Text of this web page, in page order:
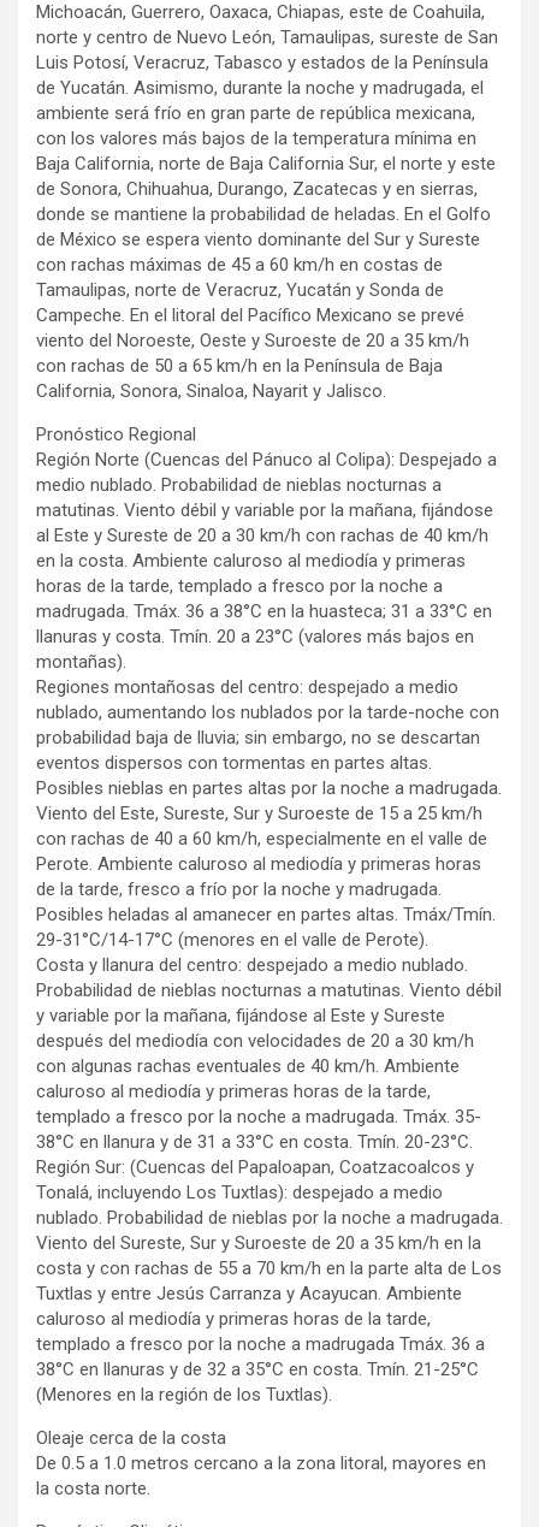
Michoacán, Guerrero, Oaxaca, Chiapas, este de Coahuila,
norte y centro de Nuevo León, Tamaulipas, sureste de San
Luis Potosí, Veracruz, Tabasco y estados de la Península
de Yucatán. Asimismo, durante la noche y madrugada, el
ambiente será frío en gran parte de república mexicana,
con los valores más bajos de la temperatura mínima en
Baja California, norte de Baja California Sur, el norte y este
de Sonora, Chihuahua, Durango, Zacatecas y en sierras,
donde se mantiene la probabilidad de heladas. En el Golfo
de México se espera viento dominante del Sur y Sureste
con rachas máximas de 45 a 60 km/h en costas de
Tamaulipas, norte de Veracruz, Yucatán y Sonda de
Campeche. En el litoral del Pacífico Mexicano se prevé
viento del Noroeste, Oeste y Suroeste de 20 a 35 km/h
con rachas de 50 a 65 km/h en la Península de Baja
California, Sonora, Sinaloa, Nayarit y Jalisco.
Pronóstico Regional
Región Norte (Cuencas del Pánuco al Colipa): Despejado a
medio nublado. Probabilidad de nieblas nocturnas a
matutinas. Viento débil y variable por la mañana, fijándose
al Este y Sureste de 20 a 30 km/h con rachas de 40 km/h
en la costa. Ambiente caluroso al mediodía y primeras
horas de la tarde, templado a fresco por la noche a
madrugada. Tmáx. 36 a 38°C en la huasteca; 31 a 33°C en
llanuras y costa. Tmín. 20 a 23°C (valores más bajos en
montañas).
Regiones montañosas del centro: despejado a medio
nublado, aumentando los nublados por la tarde-noche con
probabilidad baja de lluvia; sin embargo, no se descartan
eventos dispersos con tormentas en partes altas.
Posibles nieblas en partes altas por la noche a madrugada.
Viento del Este, Sureste, Sur y Suroeste de 15 a 25 km/h
con rachas de 40 a 60 km/h, especialmente en el valle de
Perote. Ambiente caluroso al mediodía y primeras horas
de la tarde, fresco a frío por la noche y madrugada.
Posibles heladas al amanecer en partes altas. Tmáx/Tmín.
29-31°C/14-17°C (menores en el valle de Perote).
Costa y llanura del centro: despejado a medio nublado.
Probabilidad de nieblas nocturnas a matutinas. Viento débil
y variable por la mañana, fijándose al Este y Sureste
después del mediodía con velocidades de 20 a 30 km/h
con algunas rachas eventuales de 40 km/h. Ambiente
caluroso al mediodía y primeras horas de la tarde,
templado a fresco por la noche a madrugada. Tmáx. 35-
38°C en llanura y de 31 a 33°C en costa. Tmín. 20-23°C.
Región Sur: (Cuencas del Papaloapan, Coatzacoalcos y
Tonalá, incluyendo Los Tuxtlas): despejado a medio
nublado. Probabilidad de nieblas por la noche a madrugada.
Viento del Sureste, Sur y Suroeste de 20 a 35 km/h en la
costa y con rachas de 55 a 70 km/h en la parte alta de Los
Tuxtlas y entre Jesús Carranza y Acayucan. Ambiente
caluroso al mediodía y primeras horas de la tarde,
templado a fresco por la noche a madrugada Tmáx. 36 a
38°C en llanuras y de 32 a 35°C en costa. Tmín. 21-25°C
(Menores en la región de los Tuxtlas).
Oleaje cerca de la costa
De 0.5 a 1.0 metros cercano a la zona litoral, mayores en
la costa norte.